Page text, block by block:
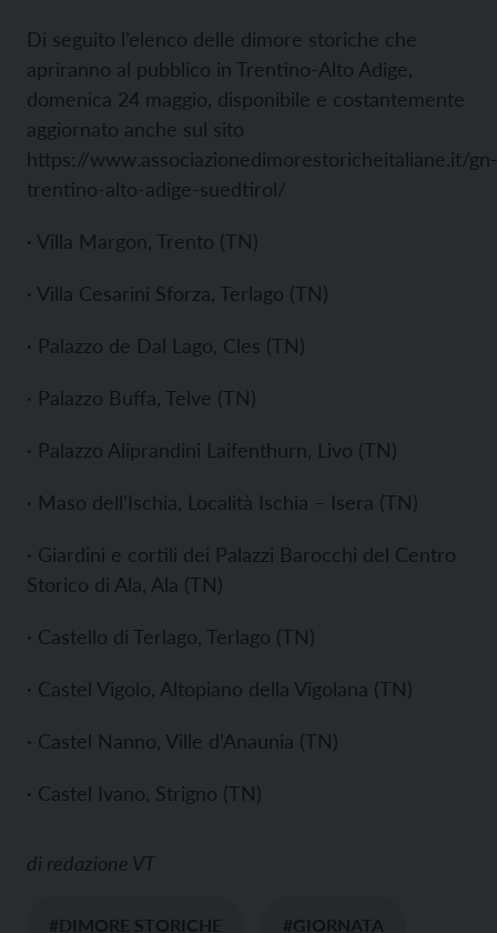
Di seguito l’elenco delle dimore storiche che
apriranno al pubblico in Trentino-Alto Adige,
domenica 24 maggio, disponibile e costantemente
aggiornato anche sul sito
https://www.associazionedimorestoricheitaliane.it/gn-
trentino-alto-adige-suedtirol/
· Villa Margon, Trento (TN)
· Villa Cesarini Sforza, Terlago (TN)
· Palazzo de Dal Lago, Cles (TN)
· Palazzo Buffa, Telve (TN)
· Palazzo Aliprandini Laifenthurn, Livo (TN)
· Maso dell’Ischia, Località Ischia – Isera (TN)
· Giardini e cortili dei Palazzi Barocchi del Centro
Storico di Ala, Ala (TN)
· Castello di Terlago, Terlago (TN)
· Castel Vigolo, Altopiano della Vigolana (TN)
· Castel Nanno, Ville d’Anaunia (TN)
· Castel Ivano, Strigno (TN)
di redazione VT
#DIMORE STORICHE #GIORNATA